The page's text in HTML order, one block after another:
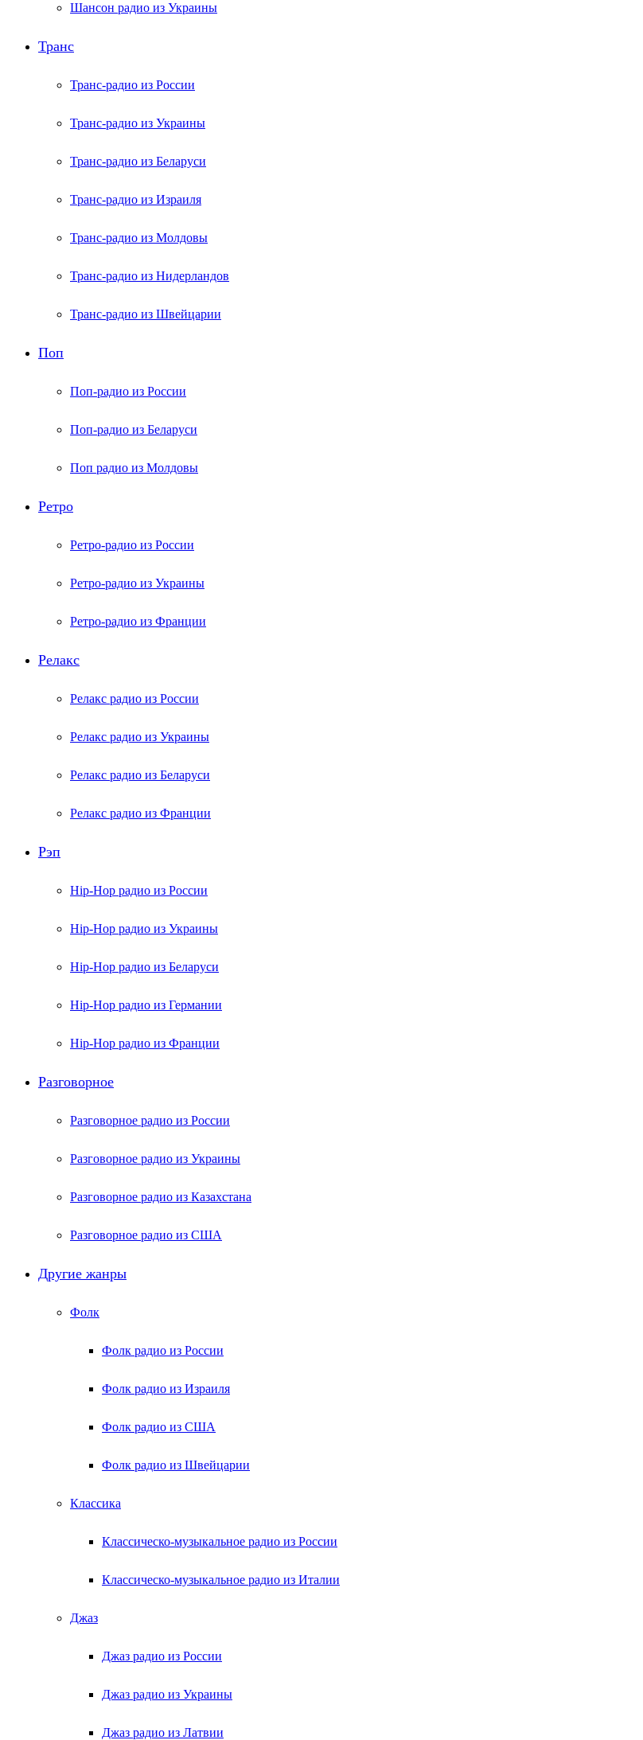
Шансон радио из Украины
Транс
Транс-радио из России
Транс-радио из Украины
Транс-радио из Беларуси
Транс-радио из Израиля
Транс-радио из Молдовы
Транс-радио из Нидерландов
Транс-радио из Швейцарии
Поп
Поп-радио из России
Поп-радио из Беларуси
Поп радио из Молдовы
Ретро
Ретро-радио из России
Ретро-радио из Украины
Ретро-радио из Франции
Релакс
Релакс радио из России
Релакс радио из Украины
Релакс радио из Беларуси
Релакс радио из Франции
Рэп
Hip-Hop радио из России
Hip-Hop радио из Украины
Hip-Hop радио из Беларуси
Hip-Hop радио из Германии
Hip-Hop радио из Франции
Разговорное
Разговорное радио из России
Разговорное радио из Украины
Разговорное радио из Казахстана
Разговорное радио из США
Другие жанры
Фолк
Фолк радио из России
Фолк радио из Израиля
Фолк радио из США
Фолк радио из Швейцарии
Классика
Классическо-музыкальное радио из России
Классическо-музыкальное радио из Италии
Джаз
Джаз радио из России
Джаз радио из Украины
Джаз радио из Латвии